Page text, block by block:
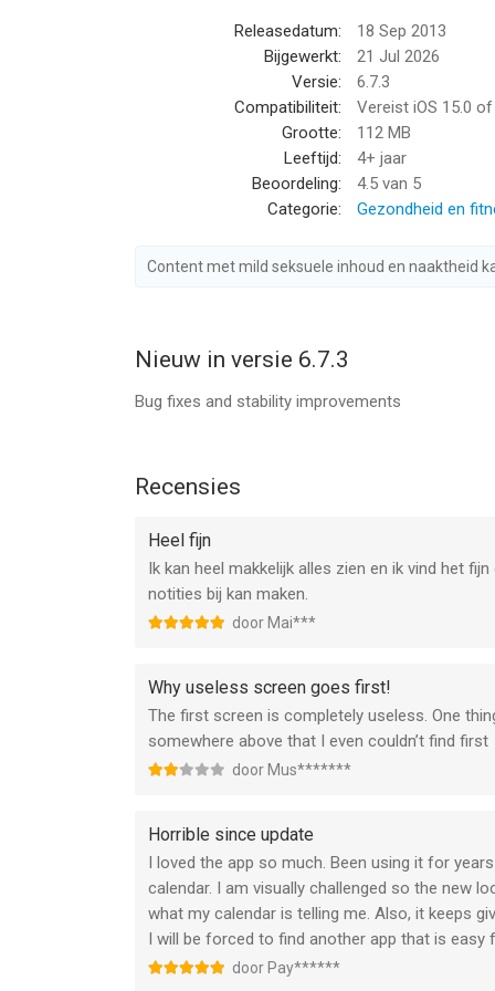
• Volledige toegang tot Livia - Uw AI-assistent
• Deel de cyclus met uw partner
• Geen advertenties
• Aangepast wallpaper
• PDF & CSV Gegevensexport
• Extra cyclusherinneringen
• Irrelevante categorieën verbergen
• Itemfilter
• Alle registraties bekijken
• Registraties per item analyseren
• Registraties per categorie
• Grafieken: temperatuur en gewicht
* Life integreert met HealthKit, zodat u uw
**Life-app vervangt geen professioneel
ABONNEMENTSINFO:
Abonneer u om te profiteren van alle hieronder
• Abonnementslengte: Wekelijks, maandelijks
• Uw betaling wordt in rekening gebracht op uw
• U kunt uw abonnementen beheren en
Releasedatum:
18 Sep 2013
Bijgewerkt:
21 Jul 2026
Versie:
6.7.3
Compatibiliteit:
Vereist iOS 15.0
Grootte:
112 MB
Leeftijd:
4+ jaar
Beoordeling:
4.5 van 5
Categorie:
Gezondheid en
Content met mild seksuele inhoud en naaktheid
Nieuw in versie 6.7.3
Bug fixes and stability improvements
Recensies
Heel fijn
Ik kan heel makkelijk alles zien en ik vind het
notities bij kan maken.
door Mai***
Why useless screen goes first!
The first screen is completely useless. One
somewhere above that I even couldn’t find first
door Mus*******
Horrible since update
I loved the app so much. Been using it for
calendar. I am visually challenged so the new
what my calendar is telling me. Also, it keeps
I will be forced to find another app that is easy
door Pay******